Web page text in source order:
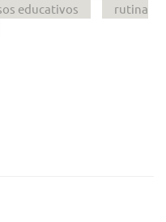
educativos
rutina